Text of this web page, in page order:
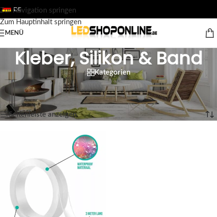
Zur Navigation springen
Zum Hauptinhalt springen
DE
MENÜ
Kleber, Silikon & Band
Kategorien
Startseite / Shop/Ausgabe /ZUBEHÖR/Kleber, Silikon & Band
Einzelnes Ergebnis wird angezeigt
Seitenleiste anzeigen